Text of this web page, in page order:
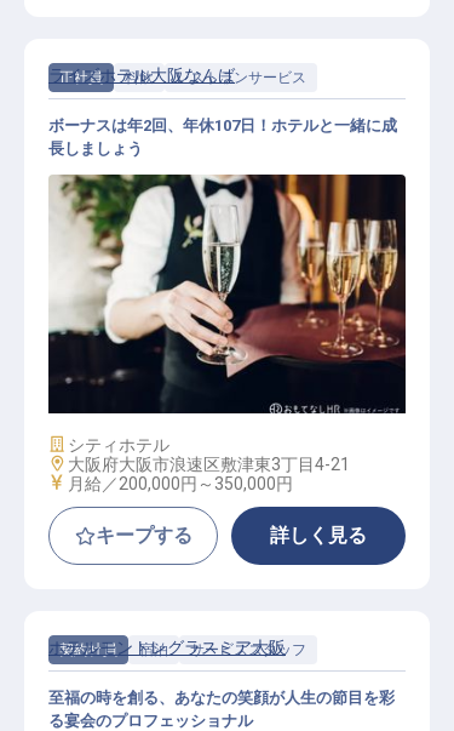
正社員 料飲 レストランサービス
レストランサービス
ライズホテル大阪なんば
ボーナスは年2回、年休107日！ホテルと一緒に成
長しましょう
施設業態
シティホテル
勤務地
大阪府大阪市浪速区敷津東3丁目4-21
給与
月給／200,000円～ 350,000円
キープする 詳しく見る
契約社員 宿泊 サービススタッフ
ホテルモントレグラスミア大阪
至福の時を創る、あなたの笑顔が人生の節目を彩
る宴会のプロフェッショナル